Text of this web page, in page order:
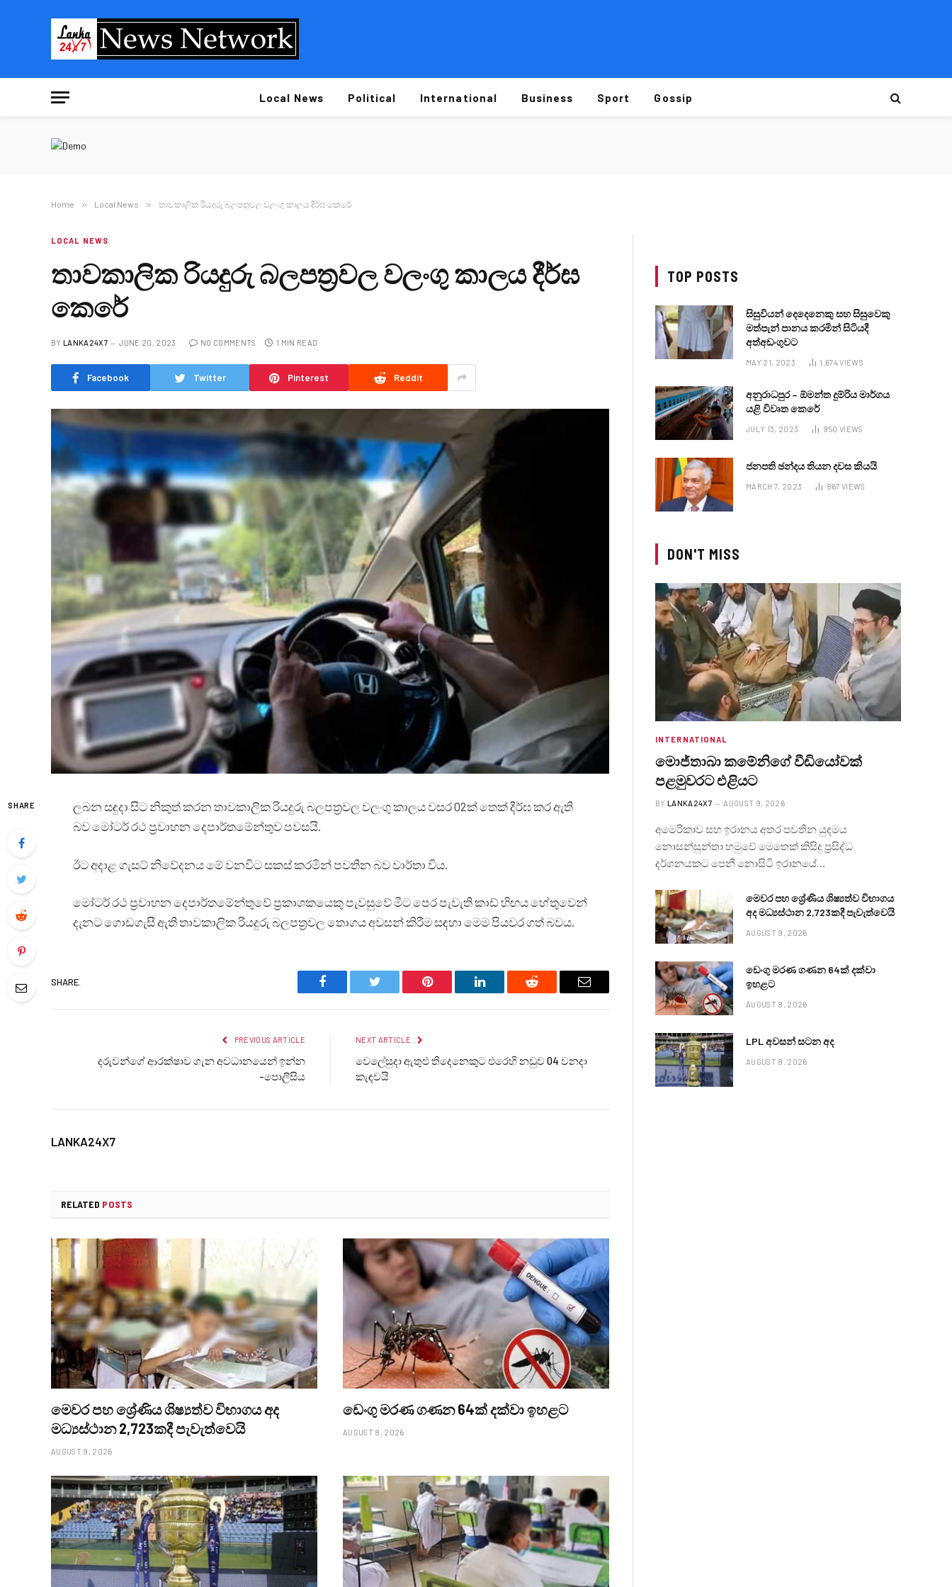
Local News Political International Business Sport Gossip
Home » Local News » තාවකාලික රියදුරු බලපත්‍රවල වලංගු කාලය දීර්ඝ කෙරේ
LOCAL NEWS
තාවකාලික රියදුරු බලපත්‍රවල වලංගු කාලය දීර්ඝ
කෙරේ
BY LANKA24X7 JUNE 20, 2023 NO COMMENTS 1 MIN READ
Facebook Twitter Pinterest Reddit
SHARE
ලබන සඳුදා සිට නිකුත් කරන තාවකාලික රියදුරු බලපත්‍රවල වලංගු කාලය වසර 02ක් තෙක් දීර්ඝ කර ඇති
බව මෝටර් රථ ප්‍රවාහන දෙපාර්තමේන්තුව පවසයි.
ඊට අදාළ ගැසට් නිවේදනය මේ වනවිට සකස් කරමින් පවතින බව වාර්තා විය.
මෝටර් රථ ප්‍රවාහන දෙපාර්තමේන්තුවේ ප්‍රකාශකයෙකු පැවසුවේ මීට පෙර පැවැති කාඩ් හිඟය හේතුවෙන්
දැනට ගොඩගැසී ඇති තාවකාලික රියදුරු බලපත්‍රවල තොගය අවසන් කිරීම සඳහා මෙම පියවර ගත් බවය.
SHARE.
Facebook Twitter Pinterest LinkedIn Reddit Email
PREVIOUS ARTICLE
දරුවන්ගේ ආරක්ෂාව ගැන අවධානයෙන් ඉන්න
-පොලීසිය
NEXT ARTICLE
වෙලේසුදා ඇතුළු තිදෙනෙකුට එරෙහි නඩුව 04 වනදා
කැඳවයි
LANKA24X7
RELATED POSTS
මෙවර පහ ශ්‍රේණිය ශිෂ්‍යත්ව විභාගය අද
මධ්‍යස්ථාන 2,723කදී පැවැත්වෙයි
AUGUST 9, 2026
ඩෙංගු මරණ ගණන 64ක් දක්වා ඉහළට
AUGUST 8, 2026
TOP POSTS
සිසුවියන් දෙදෙනෙකු සහ සිසුවෙකු
මත්පැන් පානය කරමින් සිටියදී
අත්අඩංගුවට
MAY 21, 2023 1,674VIEWS
අනුරාධපුර – ඕමන්ත දුම්රිය මාර්ගය
යළි විවෘත කෙරේ
JULY 13, 2023 950 VIEWS
ජනපති ඡන්දය තියන දවස කියයි
MARCH 7, 2023 867 VIEWS
DON'T MISS
INTERNATIONAL
මොජ්තාබා කමේනිගේ වීඩියෝවක්
පළමුවරට එළියට
BY LANKA24X7 AUGUST 9, 2026
අමෙරිකාව සහ ඉරානය අතර පවතින යුදමය
නොසන්සුන්තා හමුවේ මෙතෙක් කිසිදු ප්‍රසිද්ධ
දර්ශනයකට පෙනී නොසිටි ඉරානයේ…
මෙවර පහ ශ්‍රේණිය ශිෂ්‍යත්ව විභාගය
අද මධ්‍යස්ථාන 2,723කදී පැවැත්වෙයි
AUGUST 9, 2026
ඩෙංගු මරණ ගණන 64ක් දක්වා
ඉහළට
AUGUST 8, 2026
LPL අවසන් සටන අද
AUGUST 8, 2026